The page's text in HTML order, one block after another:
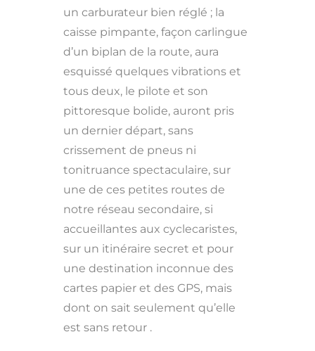
un carburateur bien réglé ; la
caisse pimpante, façon carlingue
d’un biplan de la route, aura
esquissé quelques vibrations et
tous deux, le pilote et son
pittoresque bolide, auront pris
un dernier départ, sans
crissement de pneus ni
tonitruance spectaculaire, sur
une de ces petites routes de
notre réseau secondaire, si
accueillantes aux cyclecaristes,
sur un itinéraire secret et pour
une destination inconnue des
cartes papier et des GPS, mais
dont on sait seulement qu’elle
est sans retour .